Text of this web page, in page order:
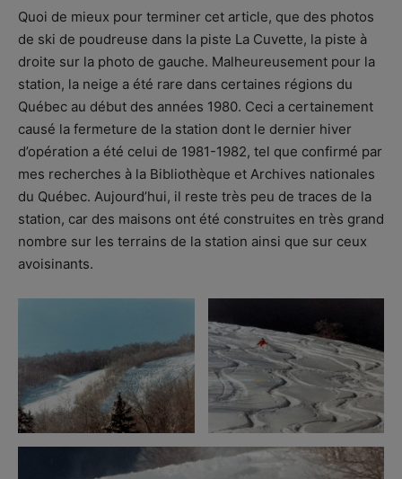
Quoi de mieux pour terminer cet article, que des photos
de ski de poudreuse dans la piste La Cuvette, la piste à
droite sur la photo de gauche. Malheureusement pour la
station, la neige a été rare dans certaines régions du
Québec au début des années 1980. Ceci a certainement
causé la fermeture de la station dont le dernier hiver
d’opération a été celui de 1981-1982, tel que confirmé par
mes recherches à la Bibliothèque et Archives nationales
du Québec. Aujourd’hui, il reste très peu de traces de la
station, car des maisons ont été construites en très grand
nombre sur les terrains de la station ainsi que sur ceux
avoisinants.